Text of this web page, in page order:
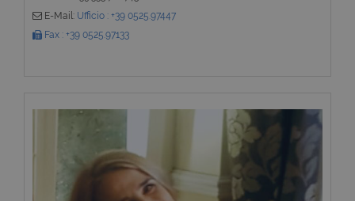
E-Mail: Ufficio : +39 0525.97447
Fax : +39 0525.97133